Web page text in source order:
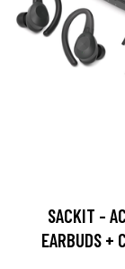
SACKIT -
EARBUDS +